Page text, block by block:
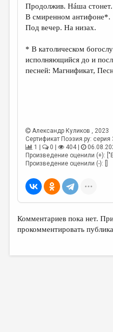
СТРАНИЦЫ ПАМЯТИ
ОБЪЯВЛЕНИЯ
РЕДКОЛЛЕГИЯ
ЛИТЕРАТУРОВЕДЕНИЕ
КУЛЬТУРОВЕДЕНИЕ
ПУБЛИЦИСТИКА
РЕЦЕНЗИРОВАНИЕ
ЦИКЛЫ ПУБЛИКАЦИЙ
ТРЕДИАКОВСКИЙ
Продолжив. Нáша стонет.
В смиренном антифоне*.
Под вечер. На низах.
* В католическом
исполняющийся до и
песней: Магнификат,
Александр Куликов , 2023
Сертификат Поэзия.ру:
1 |
0 | 404 |
Произведение оценили (+):
Произведение оценили (-): []
Комментариев пока нет.
прокомментировать